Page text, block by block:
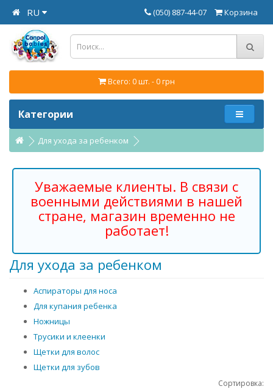
RU Корзина
(050) 887-44-07
Всего: 0 шт. - 0 грн
Категории
Для ухода за ребенком
Уважаемые клиенты. В связи с
военными действиями в нашей
стране, магазин временно не
работает!
Для ухода за ребенком
Аспираторы для носа
Для купания ребенка
Ножницы
Трусики и клеенки
Щетки для волос
Щетки для зубов
Сортировка: